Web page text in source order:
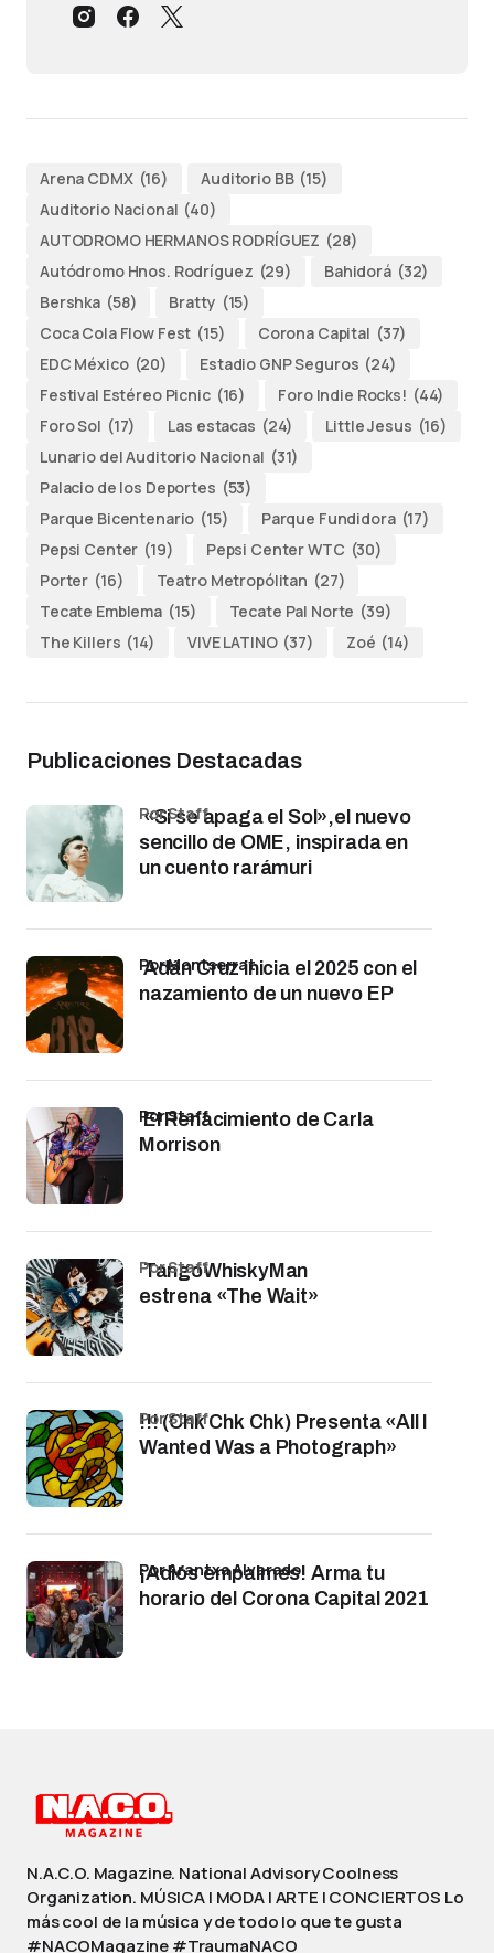
Arena CDMX (16) Auditorio BB (15)
Auditorio Nacional (40)
AUTODROMO HERMANOS RODRÍGUEZ (28)
Autódromo Hnos. Rodríguez (29) Bahidorá (32)
Bershka (58) Bratty (15)
Coca Cola Flow Fest (15) Corona Capital (37)
EDC México (20) Estadio GNP Seguros (24)
Festival Estéreo Picnic (16) Foro Indie Rocks! (44)
Foro Sol (17) Las estacas (24) Little Jesus (16)
Lunario del Auditorio Nacional (31)
Palacio de los Deportes (53)
Parque Bicentenario (15) Parque Fundidora (17)
Pepsi Center (19) Pepsi Center WTC (30)
Porter (16) Teatro Metropólitan (27)
Tecate Emblema (15) Tecate Pal Norte (39)
The Killers (14) VIVE LATINO (37) Zoé (14)
Publicaciones Destacadas
«Si se apaga el Sol»,el nuevo
sencillo de OME, inspirada en
un cuento rarámuri
por Staff
Adán Cruz inicia el 2025 con el
nazamiento de un nuevo EP
por Montserrat
El Renacimiento de Carla
Morrison
por Staff
TangoWhiskyMan
estrena «The Wait»
por Staff
!!! (Chk Chk Chk) Presenta «All I
Wanted Was a Photograph»
por Staff
¡Adiós empalmes! Arma tu
horario del Corona Capital 2021
por Arantxa Alvarado
N.A.C.O. Magazine. National Advisory Coolness
Organization. MÚSICA | MODA | ARTE | CONCIERTOS Lo
más cool de la música y de todo lo que te gusta
#NACOMagazine #TraumaNACO